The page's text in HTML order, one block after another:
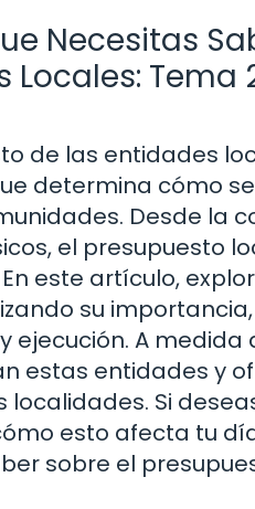
Necesitas
Locales: Tema
de las entidades
determina cómo
Desde la
el presupuesto
este artículo,
su
ejecución. A
estas entidades y
localidades. Si
esto afecta tu
sobre el